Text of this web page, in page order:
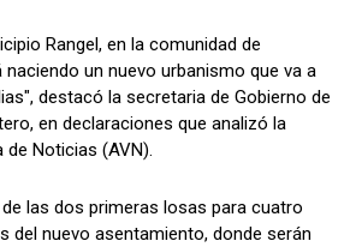
Rangel, en la comunidad de
naciendo un nuevo urbanismo que va a
destacó la secretaria de Gobierno de
en declaraciones que analizó la
de Noticias (AVN).
las dos primeras losas para cuatro
del nuevo asentamiento, donde serán